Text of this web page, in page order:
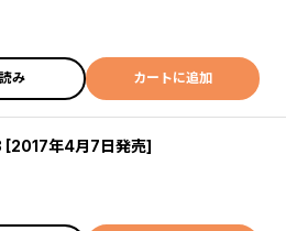
み カートに追加
[2017年4月7日発売]